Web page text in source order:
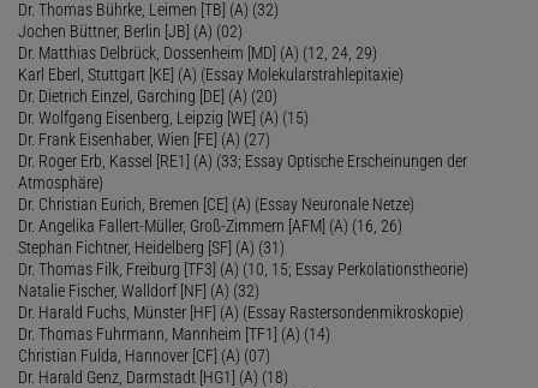
Dr. Thomas Bührke, Leimen [TB] (A) (32)
Jochen Büttner, Berlin [JB] (A) (02)
Dr. Matthias Delbrück, Dossenheim [MD] (A) (12, 24, 29)
Karl Eberl, Stuttgart [KE] (A) (Essay Molekularstrahlepitaxie)
Dr. Dietrich Einzel, Garching [DE] (A) (20)
Dr. Wolfgang Eisenberg, Leipzig [WE] (A) (15)
Dr. Frank Eisenhaber, Wien [FE] (A) (27)
Dr. Roger Erb, Kassel [RE1] (A) (33; Essay Optische Erscheinungen der
Atmosphäre)
Dr. Christian Eurich, Bremen [CE] (A) (Essay Neuronale Netze)
Dr. Angelika Fallert-Müller, Groß-Zimmern [AFM] (A) (16, 26)
Stephan Fichtner, Heidelberg [SF] (A) (31)
Dr. Thomas Filk, Freiburg [TF3] (A) (10, 15; Essay Perkolationstheorie)
Natalie Fischer, Walldorf [NF] (A) (32)
Dr. Harald Fuchs, Münster [HF] (A) (Essay Rastersondenmikroskopie)
Dr. Thomas Fuhrmann, Mannheim [TF1] (A) (14)
Christian Fulda, Hannover [CF] (A) (07)
Dr. Harald Genz, Darmstadt [HG1] (A) (18)